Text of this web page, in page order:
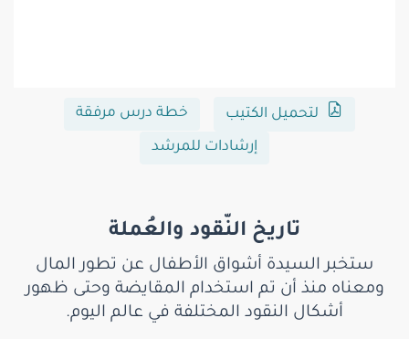
لتحميل الكتيب خطة درس مرفقة
إرشادات للمرشد
تاريخ النّقود والعُملة
ستخبر السيدة أشواق الأطفال عن تطور المال
ومعناه منذ أن تم استخدام المقايضة وحتى ظهور
أشكال النقود المختلفة في عالم اليوم.